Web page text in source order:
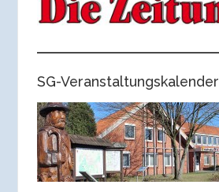
SG-Veranstaltungskalender